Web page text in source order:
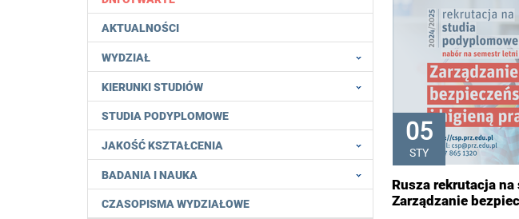
AKTUALNOŚCI
WYDZIAŁ
KIERUNKI STUDIÓW
STUDIA PODYPLOMOWE
JAKOŚĆ KSZTAŁCENIA
BADANIA I NAUKA
CZASOPISMA WYDZIAŁOWE
05
STY
Rusza rekrutacja
Zarządzanie